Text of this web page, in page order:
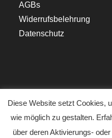
AGBs
Widerrufsbelehrung
Datenschutz
Copyright 2020 by
Alle Preise inkl.
Diese Website setzt Cookies,
wie möglich zu gestalten.
über deren Aktivierungs-